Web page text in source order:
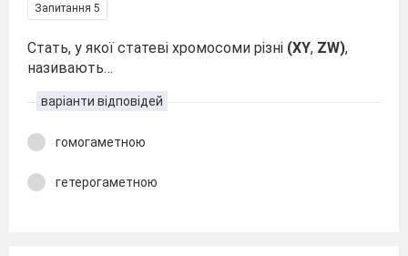
Запитання 5
Стать, у якої статеві хромосоми різні (ХY, ZW),
називають…
варіанти відповідей
гомогаметною
гетерогаметною